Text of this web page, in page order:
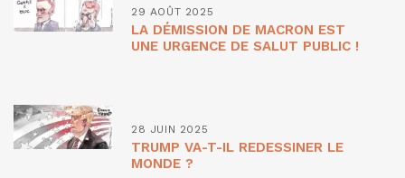
29 AOÛT 2025
LA DÉMISSION DE MACRON EST
UNE URGENCE DE SALUT PUBLIC !
28 JUIN 2025
TRUMP VA-T-IL REDESSINER LE
MONDE ?